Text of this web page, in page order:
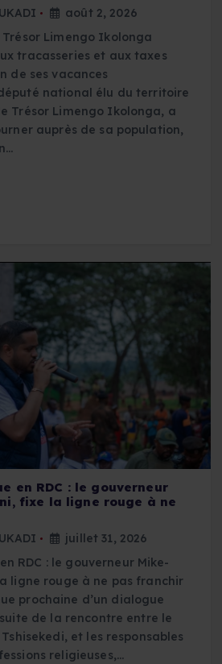
août 2, 2026
Limengo Ikolonga
tracasseries et aux taxes
de ses vacances
national élu du territoire
Trésor Limengo Ikolonga, a
auprès de sa population,
en RDC : le gouverneur
fixe la ligne rouge à ne
juillet 31, 2026
RDC : le gouverneur Mike-
ligne rouge à ne pas franchir
prochaine d’un dialogue
de la rencontre entre le
et les responsables
religieuses,…